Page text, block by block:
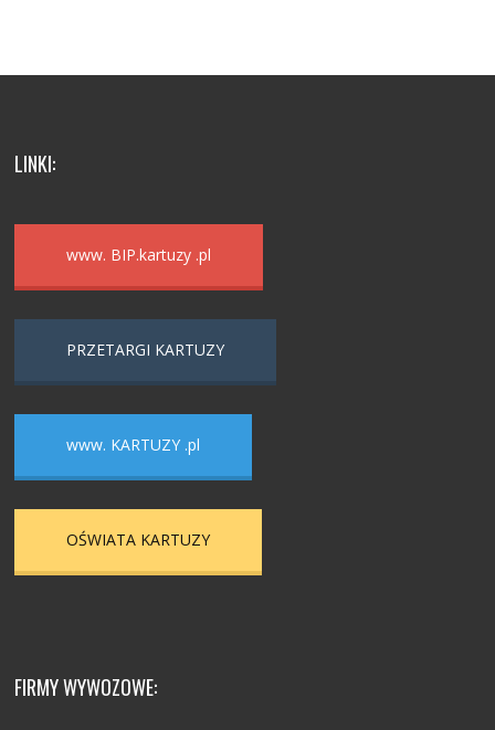
LINKI:
www. BIP.kartuzy .pl
PRZETARGI KARTUZY
www. KARTUZY .pl
OŚWIATA KARTUZY
FIRMY WYWOZOWE: